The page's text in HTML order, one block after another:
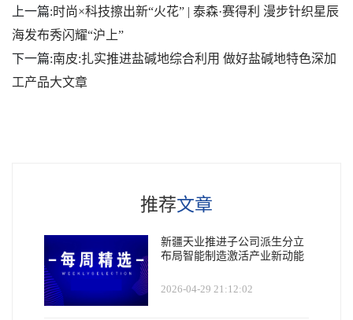
上一篇:时尚×科技擦出新“火花” | 泰森·赛得利 漫步针织星辰
海发布秀闪耀“沪上”
下一篇:南皮:扎实推进盐碱地综合利用 做好盐碱地特色深加
工产品大文章
推荐文章
新疆天业推进子公司派生分立
布局智能制造激活产业新动能
2026-04-29 21:12:02